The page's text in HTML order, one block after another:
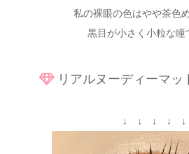
私の裸眼の色はやや茶色
黒目が小さく小粒な瞳
リアルヌーディーマ
↓ ↓ ↓ ↓ ↓